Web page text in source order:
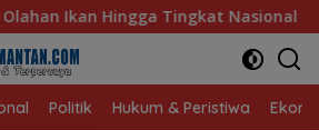
Pada Lomba Masak Serba Ikan
Politik Hukum & Peristiwa